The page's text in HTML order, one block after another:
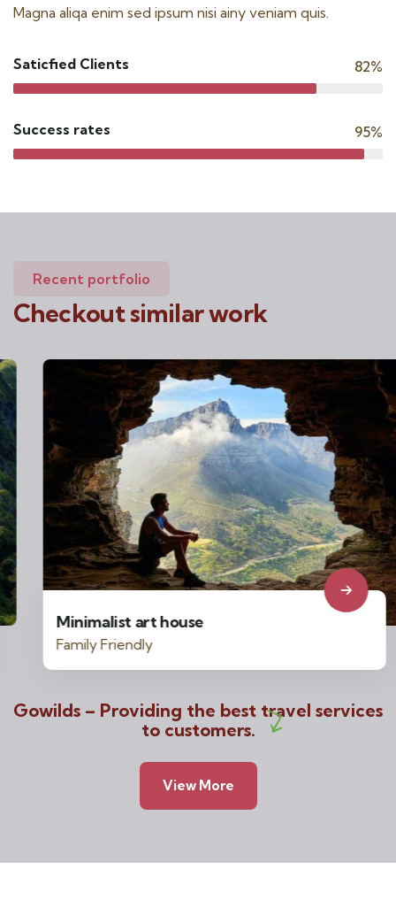
Magna aliqa enim sed ipsum nisi ainy veniam quis.
Saticfied Clients 82%
Success rates 95%
Recent portfolio
Checkout similar work
Minimalist art house
Family Friendly
Gowilds – Providing the best travel services
to customers.
View More